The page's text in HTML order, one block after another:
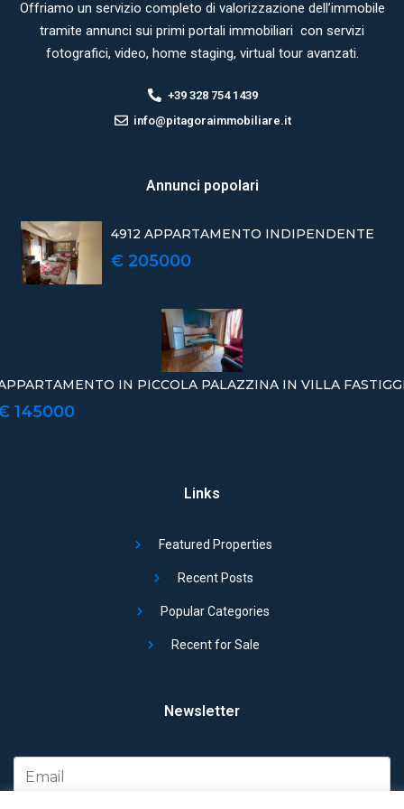
Offriamo un servizio completo di valorizzazione dell’immobile
tramite annunci sui primi portali immobiliari con servizi
fotografici, video, home staging, virtual tour avanzati.
+39 328 754 1439
info@pitagoraimmobiliare.it
Annunci popolari
4912 APPARTAMENTO INDIPENDENTE
€ 205000
IN PICCOLA PALAZZINA IN VILLA
145000
Links
Featured Properties
Recent Posts
Popular Categories
Recent for Sale
Newsletter